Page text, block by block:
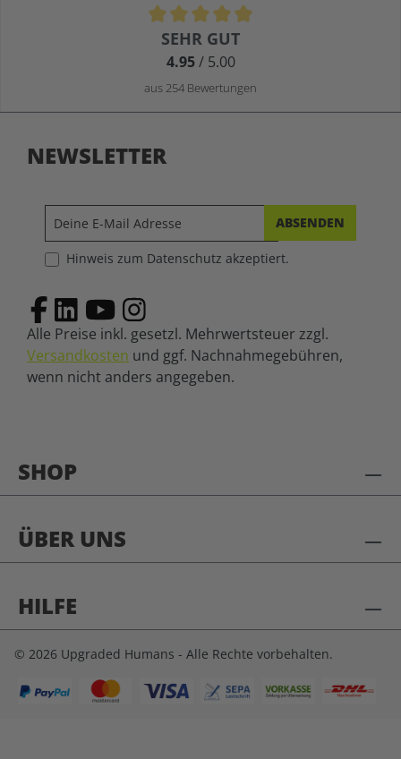
Durchschnittliche Bewertung von 4.9 von 5 Sternen
SEHR GUT
4.95/ 5.00
aus 254 Bewertungen
SHOP
ÜBER UNS
HILFE
NEWSLETTER
ABSENDEN
Hinweis zum Datenschutz akzeptiert.
Alle Preise inkl. gesetzl. Mehrwertsteuer zzgl.
Versandkosten und ggf. Nachnahmegebühren,
wenn nicht anders angegeben.
© 2026 Upgraded Humans - Alle Rechte vorbehalten.